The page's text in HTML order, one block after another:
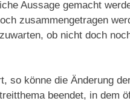
Aussage gemacht
zusammengetragen
ob nicht doch
so könne die Änderung
beendet, in dem